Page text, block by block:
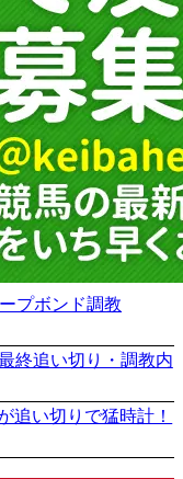
プボンド調教
終追い切り・調教内
追い切りで猛時計！